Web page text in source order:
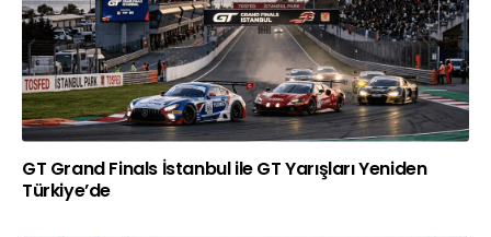
GT Grand Finals İstanbul ile GT Yarışları Yeniden
Türkiye’de